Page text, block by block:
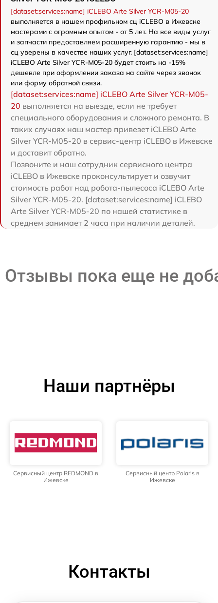
[dataset:services:name] iCLEBO Arte Silver YCR-M05-20
выполняется в нашем профильном сц iCLEBO в Ижевске
мастерами с огромным опытом - от 5 лет. На все виды услуг
и запчасти предоставляем расширенную гарантию - мы в
сц уверены в качестве наших услуг. [dataset:services:name]
iCLEBO Arte Silver YCR-M05-20 будет стоить на -15%
дешевле при оформлении заказа на сайте через звонок
или форму обратной связи.
[dataset:services:name] iCLEBO Arte Silver YCR-M05-
20 выполняется на выезде, если не требует
специального оборудования и сложного ремонта. В
таких случаях наш мастер привезет iCLEBO Arte
Silver YCR-M05-20 в сервис-центр iCLEBO в Ижевске
и доставит обратно.
Позвоните и наш сотрудник сервисного центра
iCLEBO в Ижевске проконсультирует и озвучит
стоимость работ над робота-пылесоса iCLEBO Arte
Silver YCR-M05-20. [dataset:services:name] iCLEBO
Arte Silver YCR-M05-20 по нашей статистике в
среднем занимает 2 часа при наличии деталей.
Отзывы пока еще не
Наши партнёры
Сервисный центр REDMOND в
Ижевске
Сервисный центр Polaris в
Ижевске
Контакты